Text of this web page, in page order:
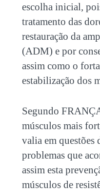
escolha inicial,
tratamento das
restauração da
(ADM) e por
assim como o
estabilização dos
Segundo
músculos mais
valia em questões
problemas que
assim esta
músculos de